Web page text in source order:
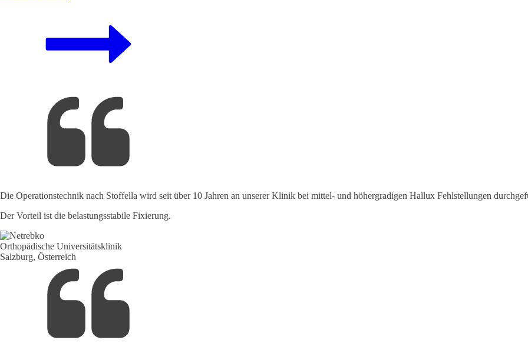
Die Operationstechnik nach Stoffella wird seit über 10 Jahren an unserer Klinik bei mittel- und höhergradigen Hallux Fehlstellungen
Der Vorteil ist die belastungsstabile Fixierung.
Orthopädische Universitätsklinik
Salzburg, Österreich